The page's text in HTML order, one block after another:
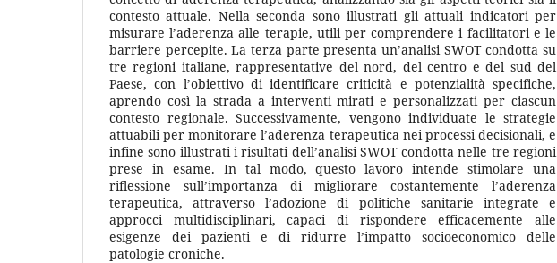
contesto attuale. Nella seconda sono illustrati gli attuali indicatori per
misurare l’aderenza alle terapie, utili per comprendere i facilitatori e le
barriere percepite. La terza parte presenta un’analisi SWOT condotta su
tre regioni italiane, rappresentative del nord, del centro e del sud del
Paese, con l’obiettivo di identificare criticità e potenzialità specifiche,
aprendo così la strada a interventi mirati e personalizzati per ciascun
contesto regionale. Successivamente, vengono individuate le strategie
attuabili per monitorare l’aderenza terapeutica nei processi decisionali, e
infine sono illustrati i risultati dell’analisi SWOT condotta nelle tre regioni
prese in esame. In tal modo, questo lavoro intende stimolare una
riflessione sull’importanza di migliorare costantemente l’aderenza
terapeutica, attraverso l’adozione di politiche sanitarie integrate e
approcci multidisciplinari, capaci di rispondere efficacemente alle
esigenze dei pazienti e di ridurre l’impatto socioeconomico delle
patologie croniche.